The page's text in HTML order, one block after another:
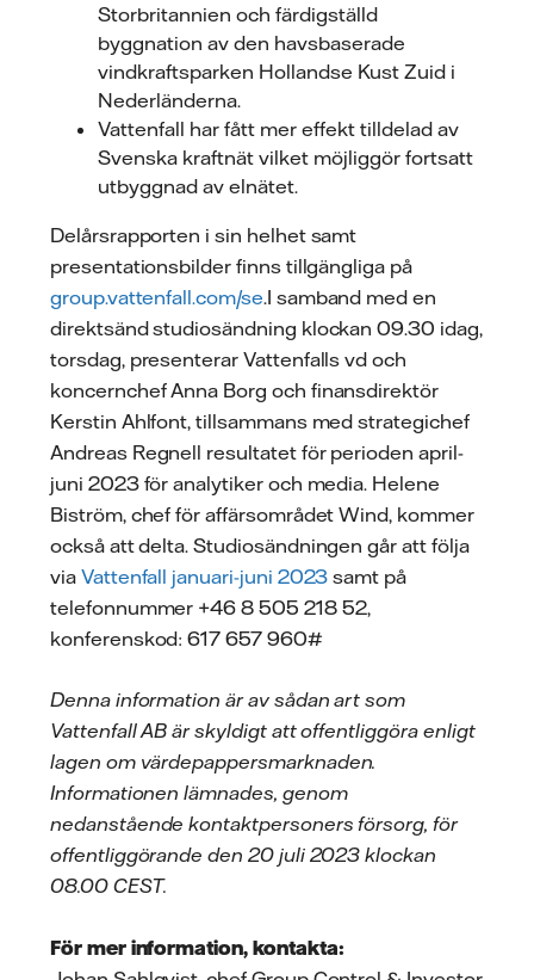
Storbritannien och färdigställd
byggnation av den havsbaserade
vindkraftsparken Hollandse Kust Zuid i
Nederländerna.
Vattenfall har fått mer effekt tilldelad av
Svenska kraftnät vilket möjliggör fortsatt
utbyggnad av elnätet.
Delårsrapporten i sin helhet samt
presentationsbilder finns tillgängliga på
group.vattenfall.com/se.I samband med en
direktsänd studiosändning klockan 09.30 idag,
torsdag, presenterar Vattenfalls vd och
koncernchef Anna Borg och finansdirektör
Kerstin Ahlfont, tillsammans med strategichef
Andreas Regnell resultatet för perioden april-
juni 2023 för analytiker och media. Helene
Biström, chef för affärsområdet Wind, kommer
också att delta. Studiosändningen går att följa
via Vattenfall januari-juni 2023 samt på
telefonnummer +46 8 505 218 52,
konferenskod: 617 657 960#
Denna information är av sådan art som
Vattenfall AB är skyldigt att offentliggöra enligt
lagen om värdepappersmarknaden.
Informationen lämnades, genom
nedanstående kontaktpersoners försorg, för
offentliggörande den 20 juli 2023 klockan
08.00 CEST.
För mer information, kontakta: